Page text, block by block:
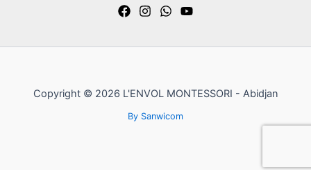
Copyright © 2026 L'ENVOL MONTESSORI - Abidjan
By Sanwicom